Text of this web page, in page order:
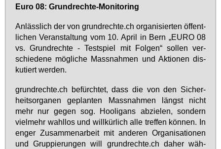
Eu­ro 08: Grund­rech­te-Mo­ni­to­ring
An­läss­lich der von grund­rech­te.ch or­ga­ni­sier­ten öf­fent­
li­chen Ver­an­stal­tung vom 10. April in Bern „EU­RO 08
vs. Grund­rech­te - Test­spiel mit Fol­gen“ sol­len ver­
schie­de­ne mög­li­che Mass­nah­men und Ak­tio­nen dis­
ku­tiert wer­den.
grund­rech­te.ch be­fürch­tet, dass die von den Si­cher­
heits­or­ga­nen ge­plan­ten Mass­nah­men längst nicht
mehr nur ge­gen sog. Hoo­li­gans ab­zie­len, son­dern
viel­mehr wahl­los und will­kür­lich al­le tref­fen kön­nen. In
en­ger Zu­sam­men­ar­beit mit an­de­ren Or­ga­ni­sa­tio­nen
und Grup­pie­run­gen will grund­rech­te.ch da­her wäh­